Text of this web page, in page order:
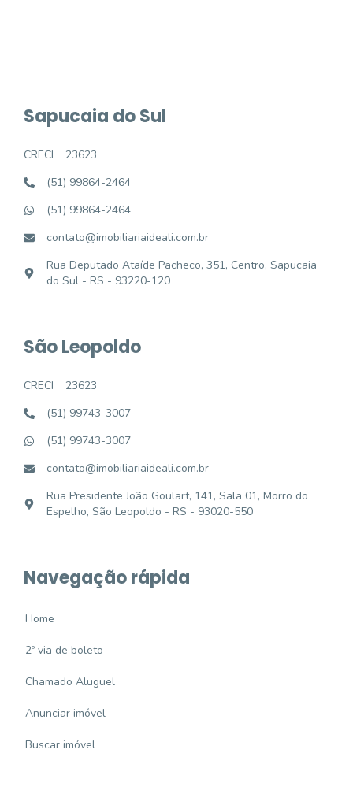
Sapucaia do Sul
CRECI
23623
(51) 99864-2464
(51) 99864-2464
contato@imobiliariaideali.com.br
Rua Deputado Ataíde Pacheco, 351, Centro, Sapucaia
do Sul - RS - 93220-120
São Leopoldo
CRECI
23623
(51) 99743-3007
(51) 99743-3007
contato@imobiliariaideali.com.br
Rua Presidente João Goulart, 141, Sala 01, Morro do
Espelho, São Leopoldo - RS - 93020-550
Navegação rápida
Home
2º via de boleto
Chamado Aluguel
Anunciar imóvel
Buscar imóvel